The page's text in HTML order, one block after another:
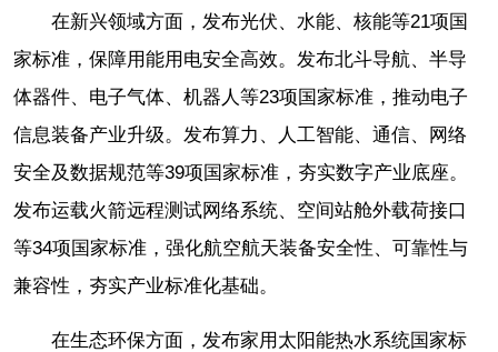
在新兴领域方面，发布光伏、水能、核能等21项国
家标准，保障用能用电安全高效。发布北斗导航、半导
体器件、电子气体、机器人等23项国家标准，推动电子
信息装备产业升级。发布算力、人工智能、通信、网络
安全及数据规范等39项国家标准，夯实数字产业底座。
发布运载火箭远程测试网络系统、空间站舱外载荷接口
等34项国家标准，强化航空航天装备安全性、可靠性与
兼容性，夯实产业标准化基础。
在生态环保方面，发布家用太阳能热水系统国家标